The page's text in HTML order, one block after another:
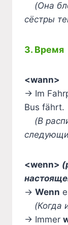
(Она
сёстры
3. Время
<wann>
→ Im
Bus fährt.
(В
<wenn>
→ Wenn
(Когда
→ Immer